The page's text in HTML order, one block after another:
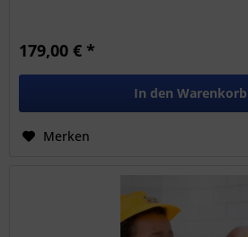
179,00 € *
In den Warenkorb
Merken